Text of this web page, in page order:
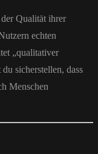
Qualität ihrer
echten
„qualitativer
sicherstellen, dass
Menschen